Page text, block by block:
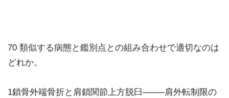
70 類似する病態と鑑別点との組み合わせで適切なのは
どれか。
1鎖骨外端骨折と肩鎖関節上方脱臼——–肩外転制限の